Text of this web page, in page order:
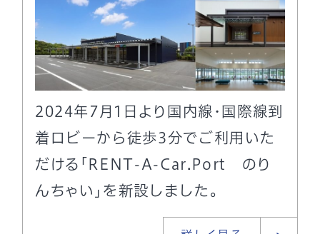
2024年7月1日より国内線・国際線到
着ロビーから徒歩3分でご利用いた
だける「RENT-A-Car.Port のり
んちゃい」を新設しました。